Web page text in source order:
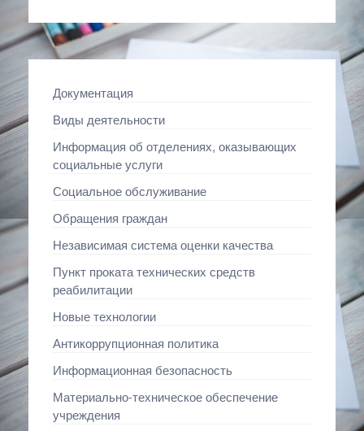
Документация
Виды деятельности
Информация об отделениях, оказывающих
социальные услуги
Социальное обслуживание
Обращения граждан
Независимая система оценки качества
Пункт проката технических средств
реабилитации
Новые технологии
Антикоррупционная политика
Информационная безопасность
Материально-техническое обеспечение
учреждения